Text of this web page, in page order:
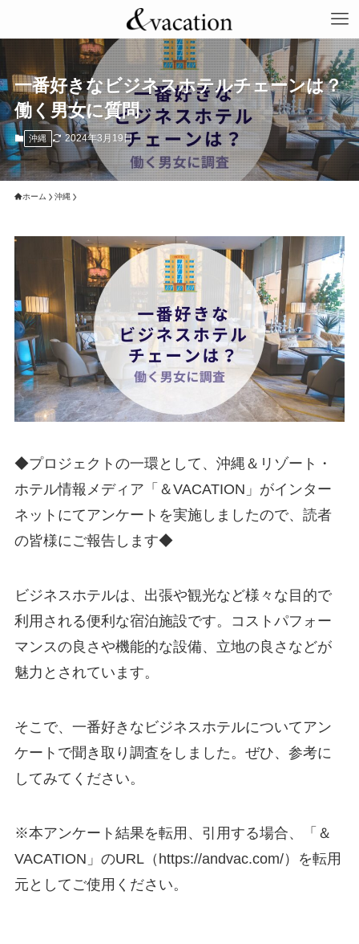
一番好きなビジネスホテルチェーンは？
働く男女に質問
沖縄 2024年3月19日
ホーム 沖縄
◆プロジェクトの一環として、沖縄＆リゾート・
ホテル情報メディア「＆VACATION」がインター
ネットにてアンケートを実施しましたので、読者
の皆様にご報告します◆
ビジネスホテルは、出張や観光など様々な目的で
利用される便利な宿泊施設です。コストパフォー
マンスの良さや機能的な設備、立地の良さなどが
魅力とされています。
そこで、一番好きなビジネスホテルについてアン
ケートで聞き取り調査をしました。ぜひ、参考に
してみてください。
※本アンケート結果を転用、引用する場合、「＆
VACATION」のURL（https://andvac.com/）を転用
元としてご使用ください。